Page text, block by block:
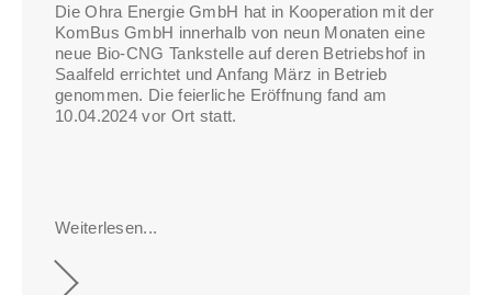
Die Ohra Energie GmbH hat in Kooperation mit der
KomBus GmbH innerhalb von neun Monaten eine
neue Bio-CNG Tankstelle auf deren Betriebshof in
Saalfeld errichtet und Anfang März in Betrieb
genommen. Die feierliche Eröffnung fand am
10.04.2024 vor Ort statt.
Weiterlesen...